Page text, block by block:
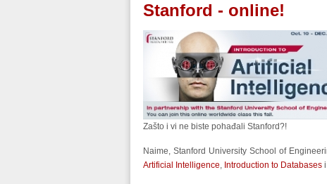
Stanford - online!
Zašto i vi ne biste pohađali Stanford?!
Naime, Stanford University School of
Artificial Intelligence, Introduction to Databases i